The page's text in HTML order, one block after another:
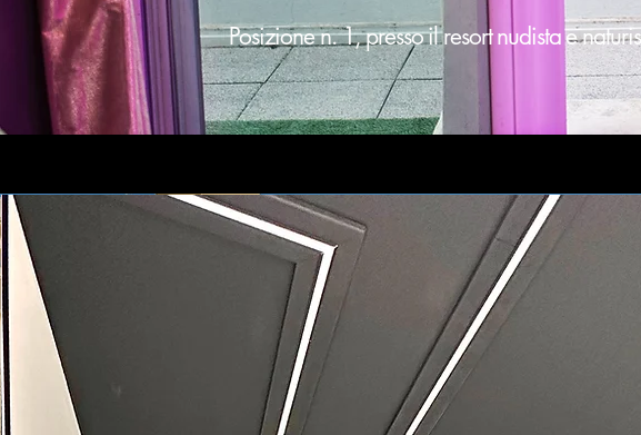
Posizione n. 1, presso il resort nudista e